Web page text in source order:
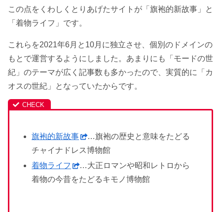
この点をくわしくとりあげたサイトが「旗袍的新故事」と
「着物ライフ」です。
これらを2021年6月と10月に独立させ、個別のドメインの
もとで運営するようにしました。あまりにも「モードの世
紀」のテーマが広く記事数も多かったので、実質的に「カ
オスの世紀」となっていたからです。
旗袍的新故事
…旗袍の歴史と意味をたどる
チャイナドレス博物館
着物ライフ
…大正ロマンや昭和レトロから
着物の今昔をたどるキモノ博物館